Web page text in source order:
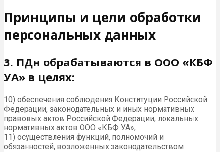
Принципы и цели обработки
персональных данных
3. ПДн обрабатываются в ООО «КБФ
УА» в целях:
10) обеспечения соблюдения Конституции Российской
Федерации, законодательных и иных нормативных
правовых актов Российской Федерации, локальных
нормативных актов ООО «КБФ УА»;
11) осуществления функций, полномочий и
обязанностей, возложенных законодательством